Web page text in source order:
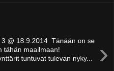
›
@ 18.9.2014 Tänään on se
tähän maailmaan!
tuntuvat tulevan nyky...